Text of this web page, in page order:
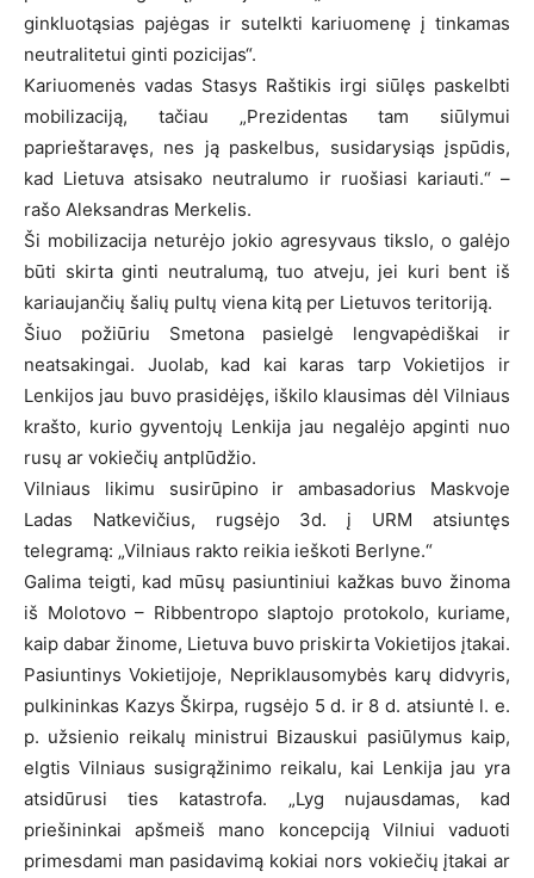
ginkluotąsias pajėgas ir sutelkti kariuomenę į tinkamas
neutralitetui ginti pozicijas“.
Kariuomenės vadas Stasys Raštikis irgi siūlęs paskelbti
mobilizaciją, tačiau „Prezidentas tam siūlymui
paprieštaravęs, nes ją paskelbus, susidarysiąs įspūdis,
kad Lietuva atsisako neutralumo ir ruošiasi kariauti.“ –
rašo Aleksandras Merkelis.
Ši mobilizacija neturėjo jokio agresyvaus tikslo, o galėjo
būti skirta ginti neutralumą, tuo atveju, jei kuri bent iš
kariaujančių šalių pultų viena kitą per Lietuvos teritoriją.
Šiuo požiūriu Smetona pasielgė lengvapėdiškai ir
neatsakingai. Juolab, kad kai karas tarp Vokietijos ir
Lenkijos jau buvo prasidėjęs, iškilo klausimas dėl Vilniaus
krašto, kurio gyventojų Lenkija jau negalėjo apginti nuo
rusų ar vokiečių antplūdžio.
Vilniaus likimu susirūpino ir ambasadorius Maskvoje
Ladas Natkevičius, rugsėjo 3d. į URM atsiuntęs
telegramą: „Vilniaus rakto reikia ieškoti Berlyne.“
Galima teigti, kad mūsų pasiuntiniui kažkas buvo žinoma
iš Molotovo – Ribbentropo slaptojo protokolo, kuriame,
kaip dabar žinome, Lietuva buvo priskirta Vokietijos įtakai.
Pasiuntinys Vokietijoje, Nepriklausomybės karų didvyris,
pulkininkas Kazys Škirpa, rugsėjo 5 d. ir 8 d. atsiuntė l. e.
p. užsienio reikalų ministrui Bizauskui pasiūlymus kaip,
elgtis Vilniaus susigrąžinimo reikalu, kai Lenkija jau yra
atsidūrusi ties katastrofa. „Lyg nujausdamas, kad
priešininkai apšmeiš mano koncepciją Vilniui vaduoti
primesdami man pasidavimą kokiai nors vokiečių įtakai ar